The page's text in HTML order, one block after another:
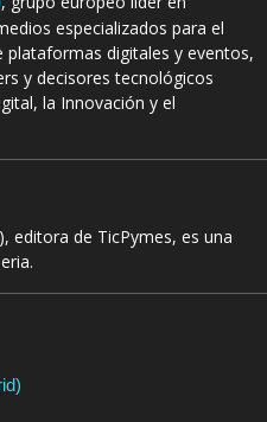
especializados para el
digitales y eventos,
y decisores tecnológicos
la Innovación y el
editora de TicPymes, es una